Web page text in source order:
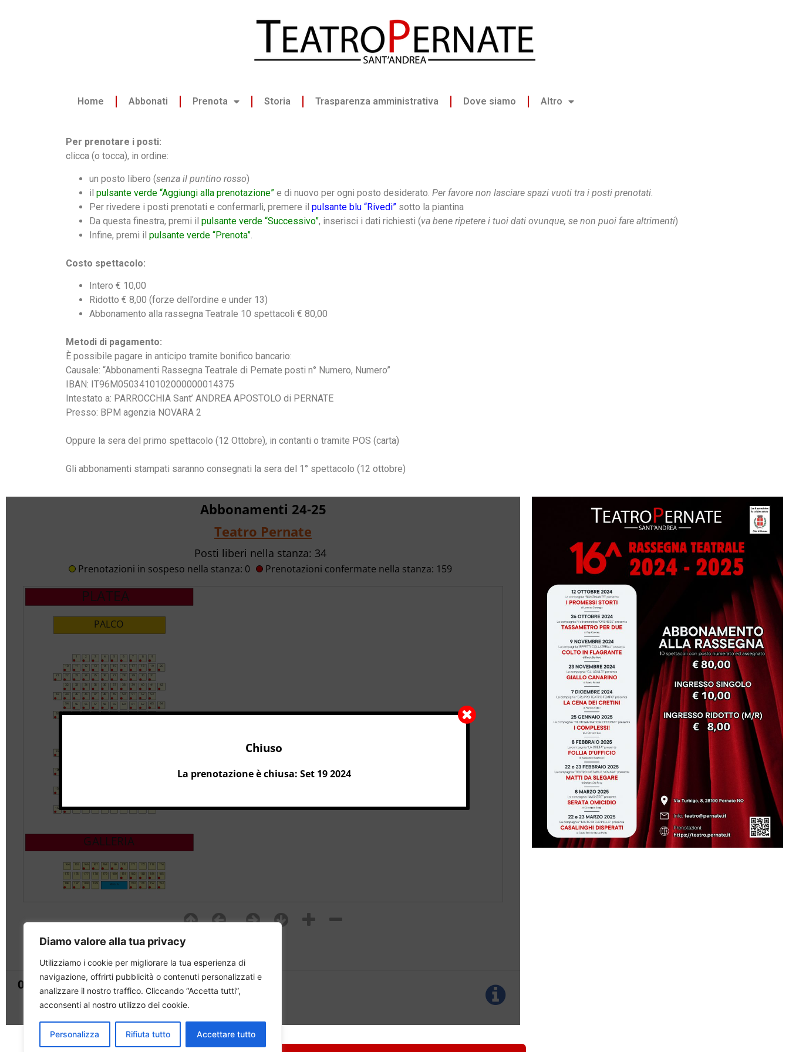
Diamo valore alla tua privacy
Utilizziamo i cookie per migliorare la tua esperienza di
navigazione, offrirti pubblicità o contenuti personalizzati e
analizzare il nostro traffico. Cliccando “Accetta tutti”,
acconsenti al nostro utilizzo dei cookie.
Personalizza Rifiuta tutto Accettare tutto
Home Abbonati Prenota Storia Trasparenza amministrativa Dove siamo Altro
Per prenotare i posti:
clicca (o tocca), in ordine:
un posto libero (senza il puntino rosso)
il pulsante verde “Aggiungi alla prenotazione” e di nuovo per ogni posto desiderato. Per favore non lasciare spazi vuoti tra i posti prenotati.
Per rivedere i posti prenotati e confermarli, premere il pulsante blu “Rivedi” sotto la piantina
Da questa finestra, premi il pulsante verde “Successivo”, inserisci i dati richiesti (va bene ripetere i tuoi dati ovunque, se non puoi fare altrimenti)
Infine, premi il pulsante verde “Prenota”
Costo spettacolo:
Intero € 10,00
Ridotto € 8,00 (forze dell’ordine e under 13)
Abbonamento alla rassegna Teatrale 10 spettacoli € 80,00
Metodi di pagamento:
È possibile pagare in anticipo tramite bonifico bancario:
Causale: “Abbonamenti Rassegna Teatrale di Pernate posti n° Numero, Numero”
IBAN: IT96M0503410102000000014375
Intestato a: PARROCCHIA Sant’ ANDREA APOSTOLO di PERNATE
Presso: BPM agenzia NOVARA 2
Oppure la sera del primo spettacolo (12 Ottobre), in contanti o tramite POS (carta)
Gli abbonamenti stampati saranno consegnati la sera del 1° spettacolo (12 ottobre)